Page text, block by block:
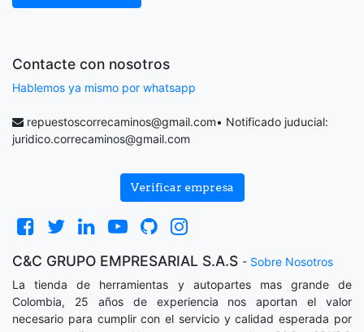
Contacte con nosotros
Hablemos ya mismo por whatsapp
repuestoscorrecaminos@gmail.com• Notificado juducial:
juridico.correcaminos@gmail.com
Verificar empresa
C&C GRUPO EMPRESARIAL S.A.S - Sobre Nosotros
La tienda de herramientas y autopartes mas grande de
Colombia, 25 años de experiencia nos aportan el valor
necesario para cumplir con el servicio y calidad esperada por